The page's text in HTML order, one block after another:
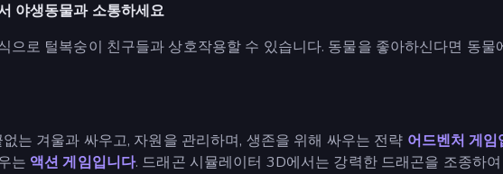
야생동물과 소통하세요
으로 털복숭이 친구들과 상호작용할 수 있습니다. 동물을 좋아하신다면 동
없는 겨울과 싸우고, 자원을 관리하며, 생존을 위해 싸우는 전략 어드벤처 게임
는 액션 게임입니다. 드래곤 시뮬레이터 3D에서는 강력한 드래곤을 조종하